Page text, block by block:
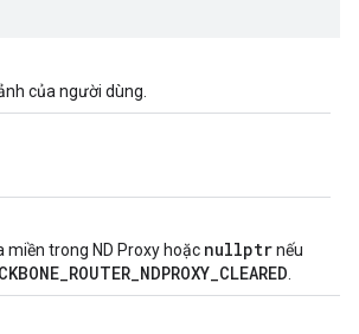
của người dùng.
miền trong ND Proxy hoặc nullptrnếu